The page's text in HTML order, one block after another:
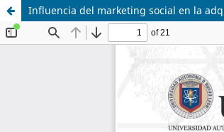
Influencia del marketing social en la